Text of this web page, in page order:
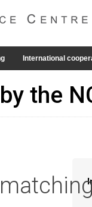
International
the